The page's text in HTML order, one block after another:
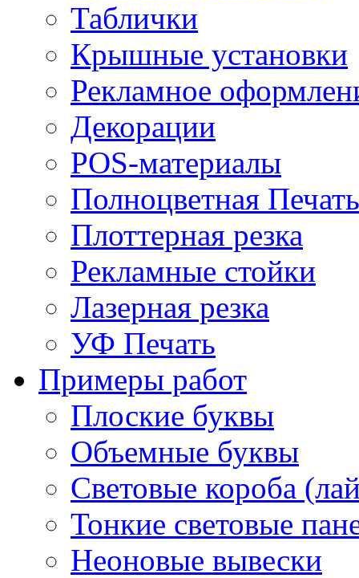
Таблички
Крышные установки
Рекламное
Декорации
POS-материалы
Полноцветная Печать
Плоттерная резка
Рекламные стойки
Лазерная резка
УФ Печать
Примеры работ
Плоские буквы
Объемные буквы
Световые короба
Тонкие световые
Неоновые вывески